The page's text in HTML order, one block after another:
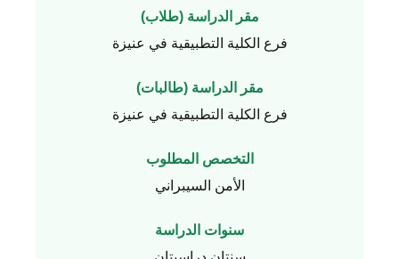
مقر الدراسة (طلاب)
فرع الكلية التطبيقية في عنيزة
مقر الدراسة (طالبات)
فرع الكلية التطبيقية في عنيزة
التخصص المطلوب
الأمن السيبراني
سنوات الدراسة